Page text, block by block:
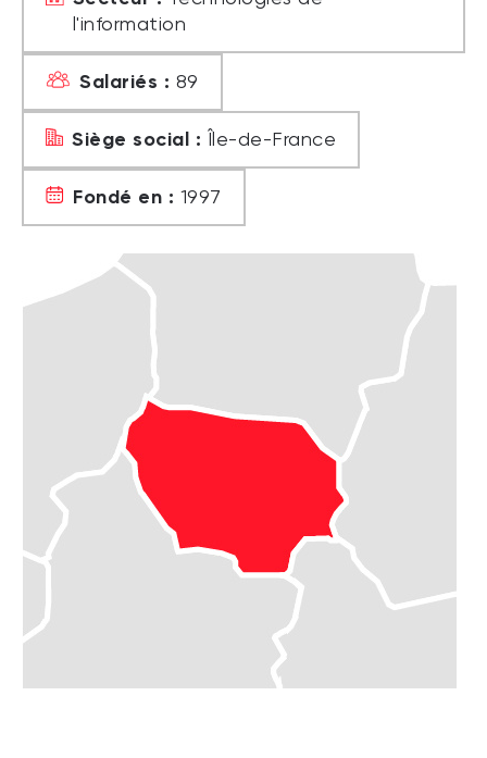
l'information
Salariés : 89
Siège social : Île-de-France
Fondé en : 1997